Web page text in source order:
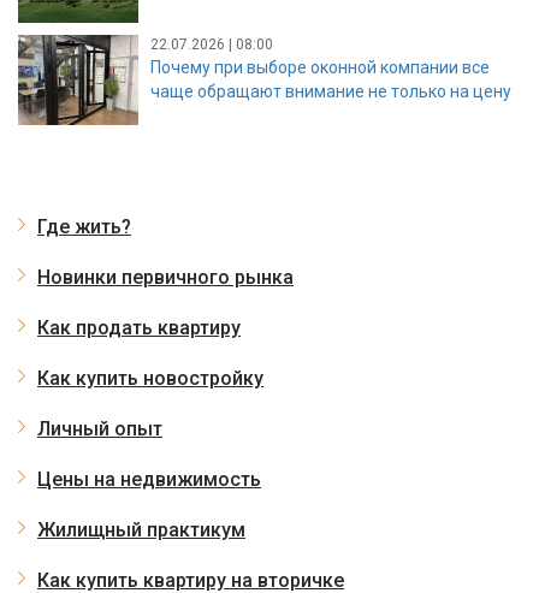
22.07.2026 | 08:00
Почему при выборе оконной компании все
чаще обращают внимание не только на цену
Где жить?
Новинки первичного рынка
Как продать квартиру
Как купить новостройку
Личный опыт
Цены на недвижимость
Жилищный практикум
Как купить квартиру на вторичке